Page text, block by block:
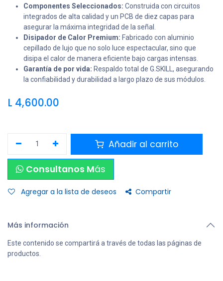
Componentes Seleccionados: Construida con circuitos
integrados de alta calidad y un PCB de diez capas para
asegurar la máxima integridad de la señal.
Disipador de Calor Premium: Fabricado con aluminio
cepillado de lujo que no solo luce espectacular, sino que
disipa el calor de manera eficiente bajo cargas intensas.
Garantía de por vida: Respaldo total de G.SKILL, asegurando
la confiabilidad y durabilidad a largo plazo de sus módulos.
L 4,600.00
Añadir al carrito
Consultanos Más
Agregar a la lista de deseos Compartir
Más información
Este contenido se compartirá a través de todas las páginas de
productos.